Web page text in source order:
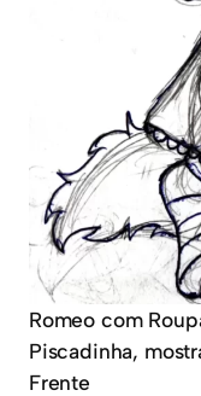
Romeo com
Piscadinha,
Frente